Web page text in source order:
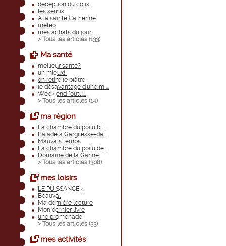
déception du colis
les semis
A la sainte Catherine
météo
mes achats du jour...
> Tous les articles (133)
Ma santé
meilleur santé?
un mieux!!
on retire le plâtre
le désavantage d'une m ...
Week end foutu...
> Tous les articles (14)
ma région
La chambre du poilu bi ...
Balade à Gargilesse-da ...
Mauvais temps
La chambre du poilu de ...
Domaine de la Ganne
> Tous les articles (308)
mes loisirs
LE PUISSANCE 4
Beauval
Ma dernière lecture
Mon dernier livre
une promenade
> Tous les articles (33)
mes activités